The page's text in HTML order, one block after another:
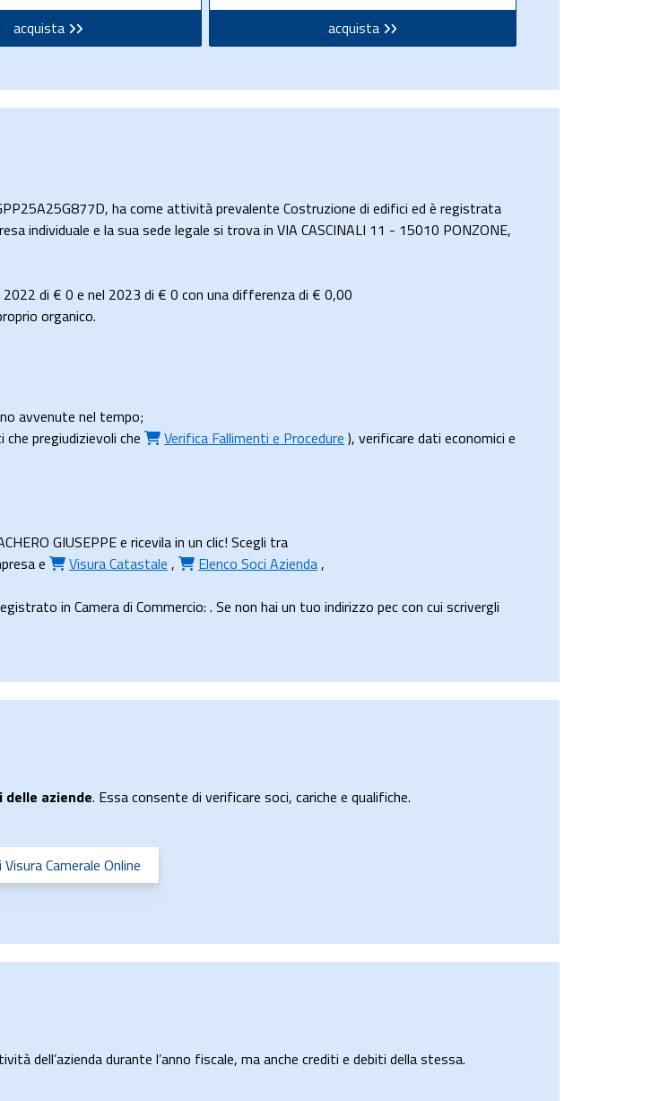
acquista
acquista
ha come attività prevalente Costruzione di edifici ed è registrata
individuale e la sua sede legale si trova in VIA CASCINALI 11 - 15010 PONZONE,
2022 di € 0 e nel 2023 di € 0 con una differenza di € 0,00
organico.
avvenute nel tempo;
pregiudizievoli che Verifica Fallimenti e Procedure ), verificare dati economici e
GIUSEPPE e ricevila in un clic! Scegli tra
e Visura Catastale , Elenco Soci Azienda,
in Camera di Commercio: . Se non hai un tuo indirizzo pec con cui scrivergli
aziende. Essa consente di verificare soci, cariche e qualifiche.
Visura Camerale Online
dell’azienda durante l’anno fiscale, ma anche crediti e debiti della stessa.